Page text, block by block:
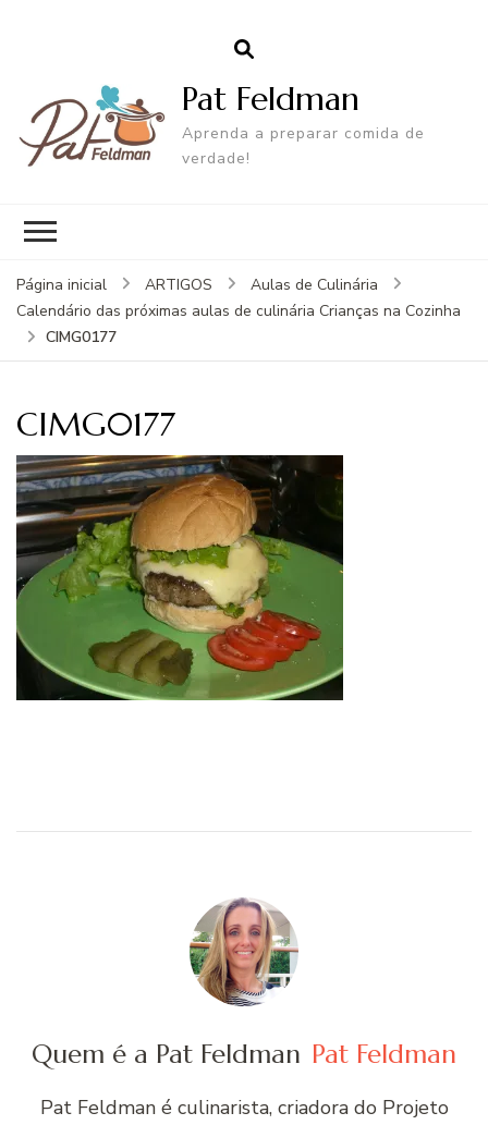
Pat Feldman
Aprenda a preparar comida de
verdade!
Página inicial ARTIGOS
Aulas de Culinária
Calendário das próximas aulas de culinária Crianças na Cozinha
CIMG0177
CIMG0177
Quem é a Pat Feldman Pat Feldman
Pat Feldman é culinarista, criadora do Projeto